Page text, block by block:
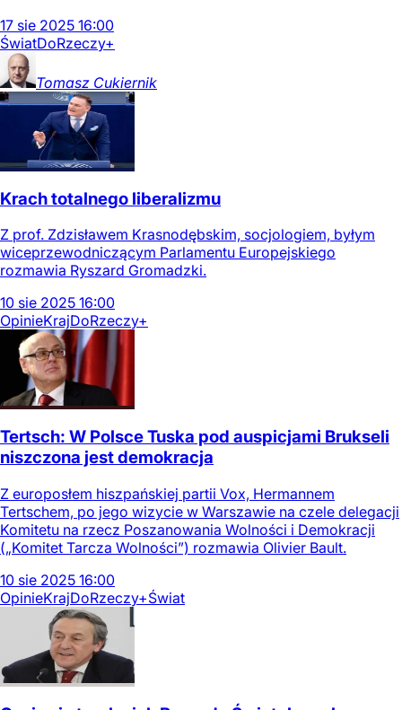
17 sie 2025 16:00
ŚwiatDoRzeczy+
Tomasz Cukiernik
Krach totalnego liberalizmu
Z prof. Zdzisławem Krasnodębskim, socjologiem, byłym
wiceprzewodniczącym Parlamentu Europejskiego
rozmawia Ryszard Gromadzki.
10 sie 2025 16:00
OpinieKrajDoRzeczy+
Tertsch: W Polsce Tuska pod auspicjami Brukseli
niszczona jest demokracja
Z europosłem hiszpańskiej partii Vox, Hermannem
Tertschem, po jego wizycie w Warszawie na czele delegacji
Komitetu na rzecz Poszanowania Wolności i Demokracji
(„Komitet Tarcza Wolności”) rozmawia Olivier Bault.
10 sie 2025 16:00
OpinieKrajDoRzeczy+Świat